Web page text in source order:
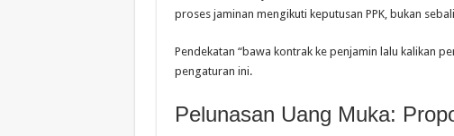
proses jaminan mengikuti keputusan PPK, bukan
Pendekatan “bawa kontrak ke penjamin lalu kalikan
pengaturan ini.
Pelunasan Uang Muka: